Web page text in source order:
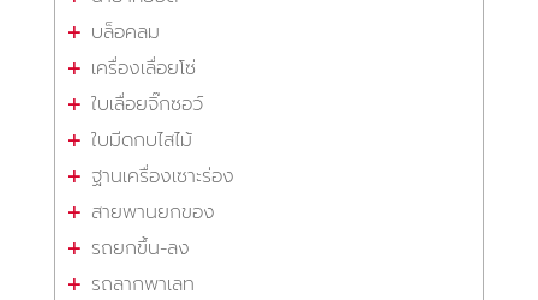
บล็อคลม
เครื่องเลื่อยโซ่
ใบเลื่อยจิ๊กซอว์
ใบมีดกบไสไม้
ฐานเครื่องเซาะร่อง
สายพานยกของ
รถยกขึ้น-ลง
รถลากพาเลท